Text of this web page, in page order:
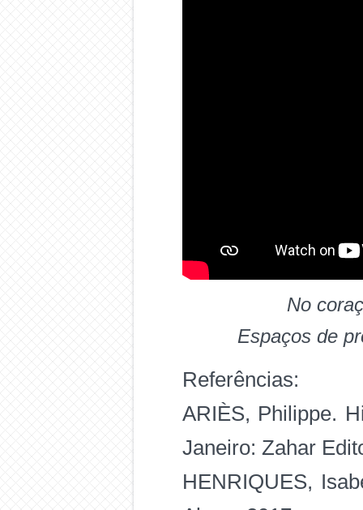
No
Espaços de
Referências:
ARIÈS, Philippe.
Janeiro: Zahar
HENRIQUES,